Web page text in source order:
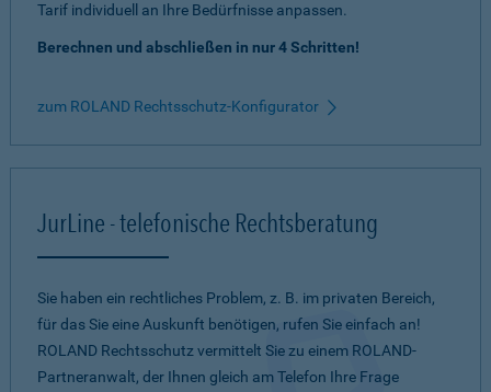
Tarif individuell an Ihre Bedürfnisse anpassen.
Berechnen und abschließen in nur 4 Schritten!
zum ROLAND Rechtsschutz-Konfigurator
JurLine - telefonische Rechtsberatung
Sie haben ein rechtliches Problem, z. B. im privaten Bereich,
für das Sie eine Auskunft benötigen, rufen Sie einfach an!
ROLAND Rechtsschutz vermittelt Sie zu einem ROLAND-
Partneranwalt, der Ihnen gleich am Telefon Ihre Frage